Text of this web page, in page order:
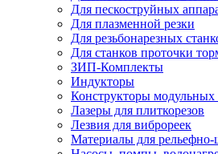
Для пескоструйных
Для плазменной резки
Для резьбонарезных
Для станков проточки
ЗИП-Комплекты
Индукторы
Конструкторы модульных
Лазеры для плиткорезов
Лезвия для виброреек
Материалы для